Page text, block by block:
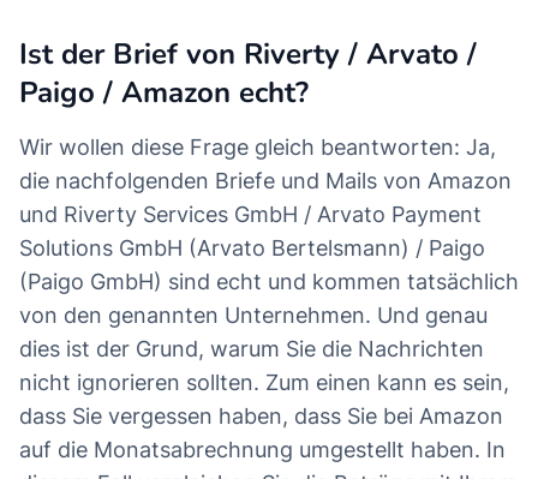
Ist der Brief von Riverty / Arvato /
Paigo / Amazon echt?
Wir wollen diese Frage gleich beantworten: Ja,
die nachfolgenden Briefe und Mails von Amazon
und Riverty Services GmbH / Arvato Payment
Solutions GmbH (Arvato Bertelsmann) / Paigo
(Paigo GmbH) sind echt und kommen tatsächlich
von den genannten Unternehmen. Und genau
dies ist der Grund, warum Sie die Nachrichten
nicht ignorieren sollten. Zum einen kann es sein,
dass Sie vergessen haben, dass Sie bei Amazon
auf die Monatsabrechnung umgestellt haben. In